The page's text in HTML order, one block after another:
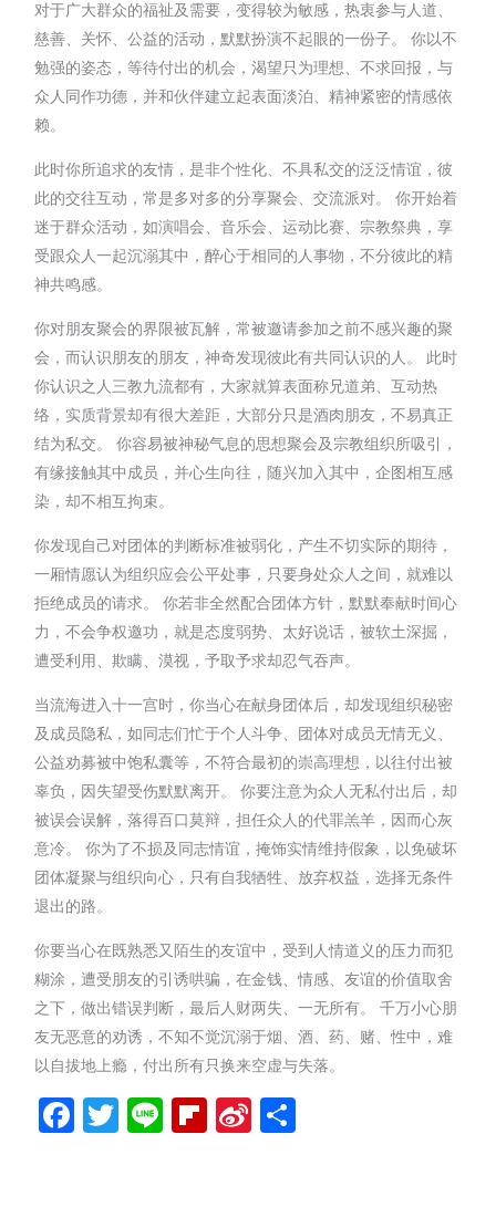
对于广大群众的福祉及需要，变得较为敏感，热衷参与人道、
慈善、关怀、公益的活动，默默扮演不起眼的一份子。 你以不
勉强的姿态，等待付出的机会，渴望只为理想、不求回报，与
众人同作功德，并和伙伴建立起表面淡泊、精神紧密的情感依
赖。
此时你所追求的友情，是非个性化、不具私交的泛泛情谊，彼
此的交往互动，常是多对多的分享聚会、交流派对。 你开始着
迷于群众活动，如演唱会、音乐会、运动比赛、宗教祭典，享
受跟众人一起沉溺其中，醉心于相同的人事物，不分彼此的精
神共鸣感。
你对朋友聚会的界限被瓦解，常被邀请参加之前不感兴趣的聚
会，而认识朋友的朋友，神奇发现彼此有共同认识的人。 此时
你认识之人三教九流都有，大家就算表面称兄道弟、互动热
络，实质背景却有很大差距，大部分只是酒肉朋友，不易真正
结为私交。 你容易被神秘气息的思想聚会及宗教组织所吸引，
有缘接触其中成员，并心生向往，随兴加入其中，企图相互感
染，却不相互拘束。
你发现自己对团体的判断标准被弱化，产生不切实际的期待，
一厢情愿认为组织应会公平处事，只要身处众人之间，就难以
拒绝成员的请求。 你若非全然配合团体方针，默默奉献时间心
力，不会争权邀功，就是态度弱势、太好说话，被软土深掘，
遭受利用、欺瞒、漠视，予取予求却忍气吞声。
当流海进入十一宫时，你当心在献身团体后，却发现组织秘密
及成员隐私，如同志们忙于个人斗争、团体对成员无情无义、
公益劝募被中饱私囊等，不符合最初的崇高理想，以往付出被
辜负，因失望受伤默默离开。 你要注意为众人无私付出后，却
被误会误解，落得百口莫辩，担任众人的代罪羔羊，因而心灰
意冷。 你为了不损及同志情谊，掩饰实情维持假象，以免破坏
团体凝聚与组织向心，只有自我牺牲、放弃权益，选择无条件
退出的路。
你要当心在既熟悉又陌生的友谊中，受到人情道义的压力而犯
糊涂，遭受朋友的引诱哄骗，在金钱、情感、友谊的价值取舍
之下，做出错误判断，最后人财两失、一无所有。 千万小心朋
友无恶意的劝诱，不知不觉沉溺于烟、酒、药、赌、性中，难
以自拔地上瘾，付出所有只换来空虚与失落。
Facebook
Twitter
LineFlipboard
Sina